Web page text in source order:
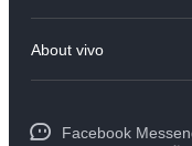
X300 Pro
X300
ศูนย์บริการ
Funtouch OS
About vivo
ข้อมูลข่าวFacebook